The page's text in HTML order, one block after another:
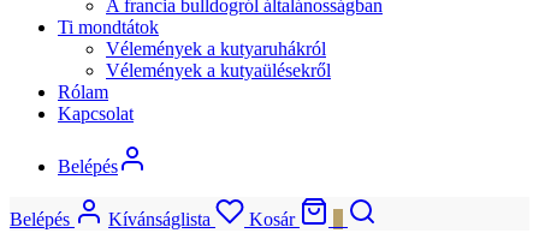
A francia bulldogról általánosságban
Ti mondtátok
Vélemények a kutyaruhákról
Vélemények a kutyaülésekről
Rólam
Kapcsolat
Belépés
Belépés Kívánságlista Kosár